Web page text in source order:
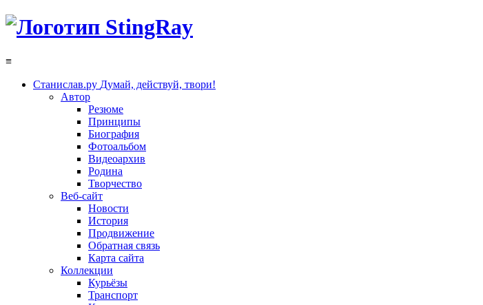
≡
Станислав.ру Думай, действуй, твори!
Автор
Резюме
Принципы
Биография
Фотоальбом
Видеоархив
Родина
Творчество
Веб-сайт
Новости
История
Продвижение
Обратная связь
Карта сайта
Коллекции
Курьёзы
Транспорт